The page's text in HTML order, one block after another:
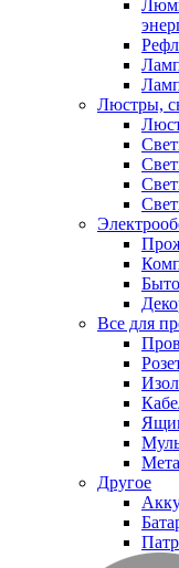
Люстры,
Все для
Другое